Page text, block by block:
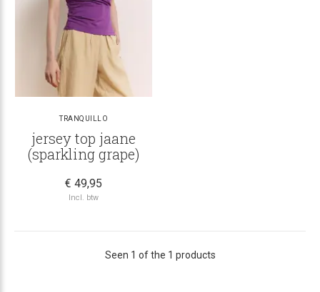
TRANQUILLO
jersey top jaane
(sparkling grape)
€ 49,95
Incl. btw
Seen 1 of the 1 products